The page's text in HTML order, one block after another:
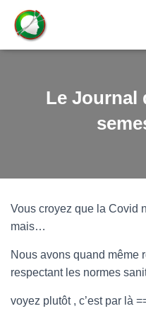
Le Journal
Vous croyez que la Covid
mais…
Nous avons quand même
respectant les normes
voyez plutôt , c’est par là